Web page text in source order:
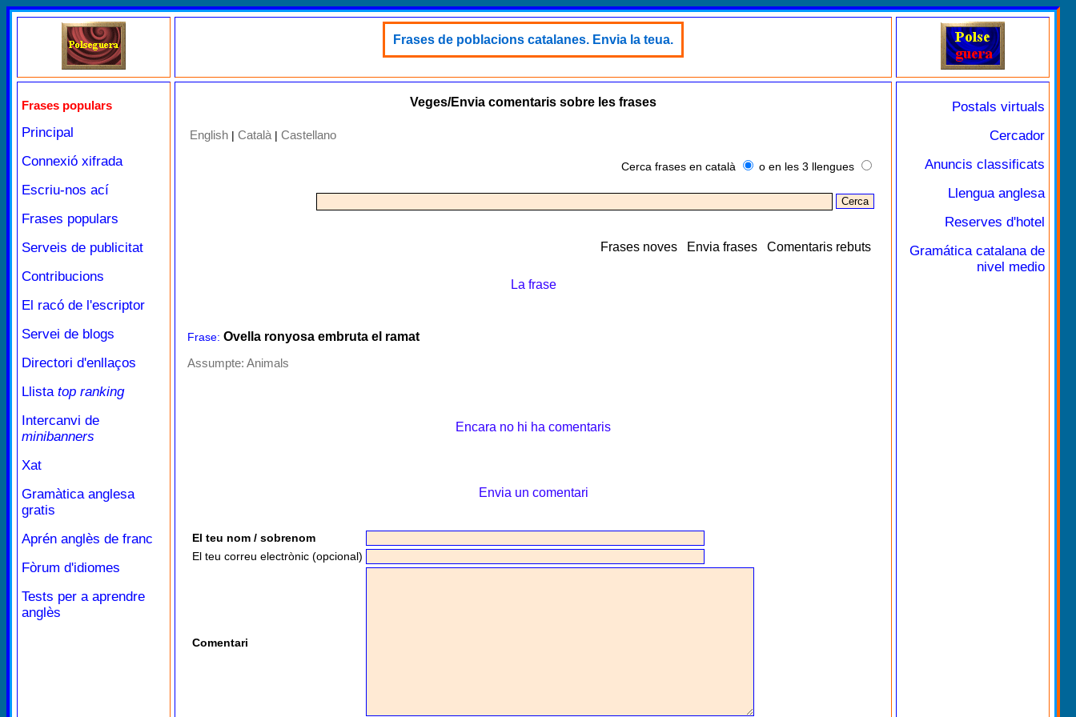
Frases de poblacions catalanes. Envia la teua.
Frases populars
Principal
Connexió xifrada
Escriu-nos ací
Frases populars
Serveis de publicitat
Contribucions
El racó de l'escriptor
Servei de blogs
Directori d'enllaços
Llista top ranking
Intercanvi de
minibanners
Xat
Gramàtica anglesa
gratis
Aprén anglès de franc
Fòrum d'idiomes
Tests per a aprendre
anglès
Veges/Envia comentaris sobre les frases
English | Català| Castellano
Cerca frases en català o en les 3 llengues
Frases noves Envia frases Comentaris rebuts
La frase
Frase: Ovella ronyosa embruta el ramat
Assumpte: Animals
Encara no hi ha comentaris
Envia un comentari
El teu nom / sobrenom
El teu correu electrònic (opcional)
Comentari
Postals virtuals
Cercador
Anuncis classificats
Llengua anglesa
Reserves d'hotel
Gramática catalana de
nivel medio